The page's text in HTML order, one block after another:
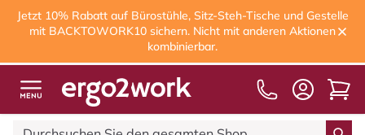
Jetzt 10% Rabatt auf Bürostühle, Sitz-Steh-Tische und Gestelle
mit BACKTOWORK10 sichern. Nicht mit anderen Aktionen
kombinierbar.
Kostenloser Versand